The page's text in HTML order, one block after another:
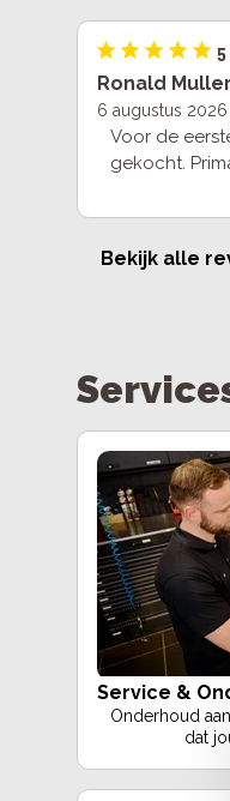
5
Ronald Muller
6 augustus 2026
Voor de
gekocht.
uitleg bij de
Bekijk alle
Service &
Onderhoud
dat